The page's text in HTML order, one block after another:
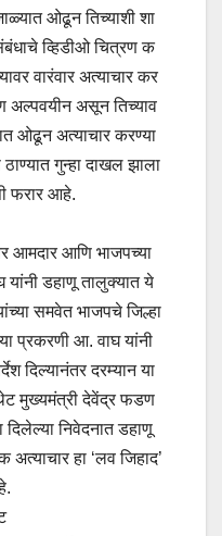
ओढून तिच्याशी शा
व्हिडीओ चित्रण क
वारंवार अत्याचार कर
अल्पवयीन असून तिच्याव
ओढून अत्याचार करण्या
गुन्हा दाखल झाला
फरार आहे.
आमदार आणि भाजपच्या
यांनी डहाणू तालुक्यात ये
समवेत भाजपचे जिल्हा
प्रकरणी आ. वाघ यांनी
दिल्यानंतर दरम्यान या
मुख्यमंत्री देवेंद्र फडण
दिलेल्या निवेदनात डहाणू
हा ‘लव जिहाद’